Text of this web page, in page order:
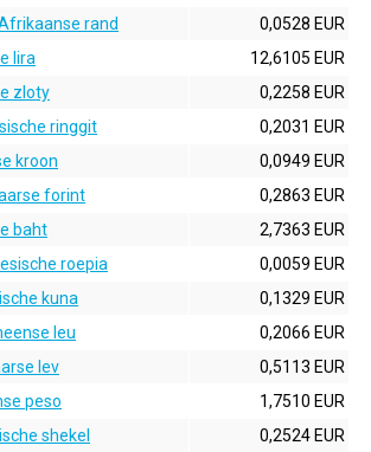
rand
0,0528 EUR
lira
12,6105 EUR
zloty
0,2258 EUR
ringgit
0,2031 EUR
kroon
0,0949 EUR
forint
0,2863 EUR
baht
2,7363 EUR
roepia
0,0059 EUR
kuna
0,1329 EUR
leu
0,2066 EUR
lev
0,5113 EUR
peso
1,7510 EUR
shekel
0,2524 EUR